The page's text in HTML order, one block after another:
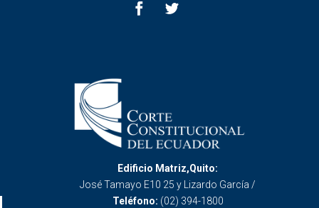
Edificio Matriz,Quito:
José Tamayo E10 25 y Lizardo García /
Teléfono: (02) 394-1800